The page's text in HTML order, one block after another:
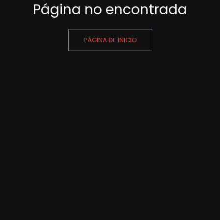
Página no encontrada
PÁGINA DE INICIO